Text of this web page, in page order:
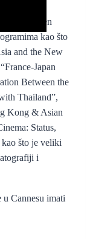
ispunjen
kao što
and the New
Japan
Between the
Thailand”,
Kong & Asian
Status,
što je veliki
i
Cannesu imati